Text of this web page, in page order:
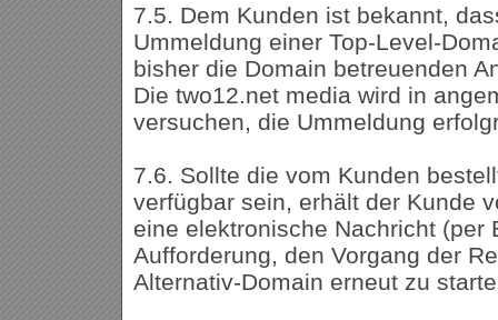
7.5. Dem Kunden ist bekannt,
Ummeldung einer Top-Level-
bisher die Domain betreuenden
Die two12.net media wird in
versuchen, die Ummeldung
7.6. Sollte die vom Kunden
verfügbar sein, erhält der Kunde
eine elektronische Nachricht (per
Aufforderung, den Vorgang der
Alternativ-Domain erneut zu